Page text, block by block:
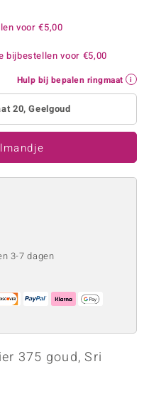
voor€5,00
bijbestellen voor €5,00
Hulp bij bepalen ringmaat
20, Geelgoud
3-7 dagen
375 goud, Sri